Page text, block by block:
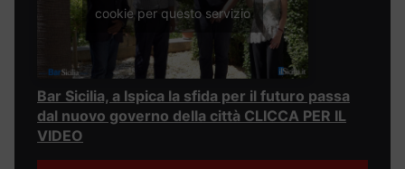
cookie per questo servizio
Bar Sicilia, a Ispica la sfida per il futuro passa
dal nuovo governo della città CLICCA PER IL
VIDEO